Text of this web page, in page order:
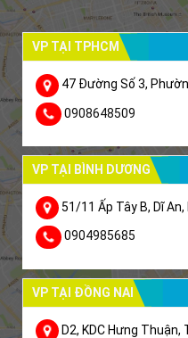
VP TẠI TPHCM
47 Đường Số 3,
0908648509
VP TẠI BÌNH DƯƠNG
51/11 Ấp Tây B, Dĩ
0904985685
VP TẠI ĐỒNG NAI
D2, KDC Hưng